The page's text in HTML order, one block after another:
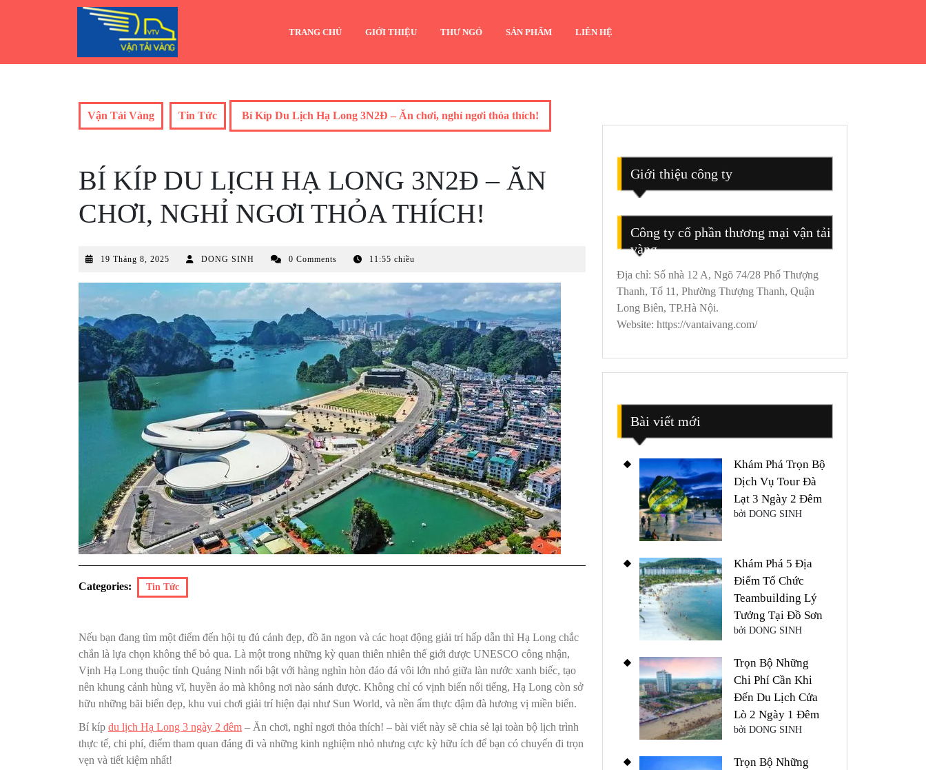
TRANG CHỦ GIỚI THIỆU THƯ NGỎ SẢN PHẨM LIÊN HỆ
Vận Tải Vàng Tin Tức Bí Kíp Du Lịch Hạ Long 3N2Đ – Ăn chơi, nghỉ ngơi thỏa thích!
BÍ KÍP DU LỊCH HẠ LONG 3N2Đ – ĂN
CHƠI, NGHỈ NGƠI THỎA THÍCH!
19 Tháng 8, 2025
8,
DONG SINH 0 Comments 11:55 chiều
Categories: Tin Tức
Nếu bạn đang tìm một điểm đến hội tụ đủ cảnh đẹp, đồ ăn ngon và các hoạt động giải trí hấp dẫn thì Hạ Long chắc
chắn là lựa chọn không thể bỏ qua. Là một trong những kỳ quan thiên nhiên thế giới được UNESCO công nhận,
Vịnh Hạ Long thuộc tỉnh Quảng Ninh nổi bật với hàng nghìn hòn đảo đá vôi lớn nhỏ giữa làn nước xanh biếc, tạo
nên khung cảnh hùng vĩ, huyền ảo mà không nơi nào sánh được. Không chỉ có vịnh biển nổi tiếng, Hạ Long còn sở
hữu những bãi biển đẹp, khu vui chơi giải trí hiện đại như Sun World, và nền ẩm thực đậm đà hương vị miền biển.
Bí kíp du lịch Hạ Long 3 ngày 2 đêm – Ăn chơi, nghỉ ngơi thỏa thích! – bài viết này sẽ chia sẻ lại toàn bộ lịch trình
thực tế, chi phí, điểm tham quan đáng đi và những kinh nghiệm nhỏ nhưng cực kỳ hữu ích để bạn có chuyến đi trọn
vẹn và tiết kiệm nhất!
Giới thiệu công ty
Công ty cổ phần thương mại vận tải
vàng
Địa chỉ: Số nhà 12 A, Ngõ 74/28 Phố Thượng
Thanh, Tổ 11, Phường Thượng Thanh, Quận
Long Biên, TP.Hà Nội.
Website: https://vantaivang.com/
Bài viết mới
Khám Phá Trọn Bộ
Dịch Vụ Tour Đà
Lạt 3 Ngày 2 Đêm
bởi DONG SINH
Khám Phá 5 Địa
Điểm Tổ Chức
Teambuilding Lý
Tưởng Tại Đồ Sơn
bởi DONG SINH
Trọn Bộ Những
Chi Phí Cần Khi
Đến Du Lịch Cửa
Lò 2 Ngày 1 Đêm
bởi DONG SINH
Trọn Bộ Những